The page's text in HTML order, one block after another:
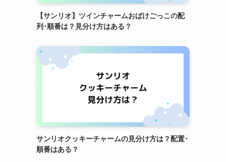
【サンリオ】ツインチャームおばけごっこの配
列･順番は？見分け方はある？
サンリオクッキーチャームの見分け方は？配置･
順番はある？